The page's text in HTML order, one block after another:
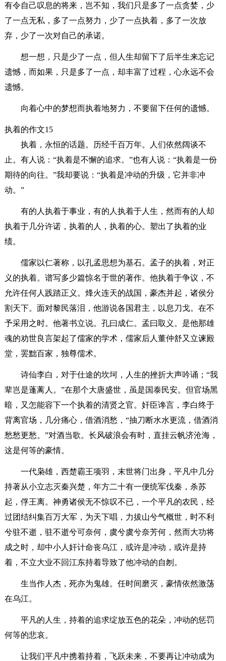
有令自己叹息的将来，岂不知，我们只是多了一点贪婪，少
了一点无私，多了一点努力，少了一点执着，多了一次放
弃，少了一次对自己的承诺。
想一想，只是少了一点，但人生却留下了后半生来忘记
遗憾，而如果，只是多了一点，却丰富了过程，心永远不会
遗憾。
向着心中的梦想而执着地努力，不要留下任何的遗憾。
执着的作文15
执着，永恒的话题。历经千百万年。人们依然阔谈不
止。有人说：“执着是不懈的追求。”也有人说：“执着是一份
期待的向往。”我却要说：“执着是冲动的升级，它并非冲
动。”
有的人执着于事业，有的人执着于人生，然而有的人却
执着于几分许诺，执着的人，执着的心。塑出了执着的业
绩。
儒家以仁著称，以孔孟思想为基石。孟子的执着，对正
义的执着。谱写多少篇惊名于世的著作。他执着于争议，不
允许任何人践踏正义。烽火连天的战国，豪杰并起，诸侯分
割天下。面对黎民落泪，他游说各国君主，以息刀戈。在不
予采用之时。他著书立说。孔曰成仁。孟曰取义。是他那雄
魂的劝世良言架起了儒家的学术，儒家后人董仲舒又立谏殿
堂，罢黜百家，独尊儒术。
诗仙李白，对于仕途的坎坷，人生的挫折大声吟诵；“我
辈岂是蓬蓠人。”在那个大唐盛世，虽是国泰民安。但官场黑
暗，又怎能容下一个执着的清贤之官。奸臣谗言，李白终于
背离官场，几分痛心，借酒消愁，“抽刀断水水更流，借酒消
愁愁更愁。”对酒当歌。长风破浪会有时，直挂云帆济沧海，
这是何等的豪情。
一代枭雄，西楚霸王项羽，末世将门出身，平凡中几分
持著从小立志灭秦兴楚，年方二十有一便统军伐秦，杀苏
起，俘王离。神勇诸侯无不惊叹不已，一个平凡的农民，经
过团结纠集百万大军，为天下唱，力拔山兮气概世，时不利
兮驻不逝，驻不逝兮可奈何，虞兮虞兮奈芳何，然而大功将
成之时，却中小人奸计命丧乌江，或许是冲动，或许是持
着，不立大业不回江东持着导致了他冲动的自刎。
生当作人杰，死亦为鬼雄。任时间磨灭，豪情依然激荡
在乌江。
平凡的人生，持着的追求绽放五色的花朵，冲动的惩罚
何等的悲哀。
让我们平凡中携着持着，飞跃未来，不要再让冲动成为